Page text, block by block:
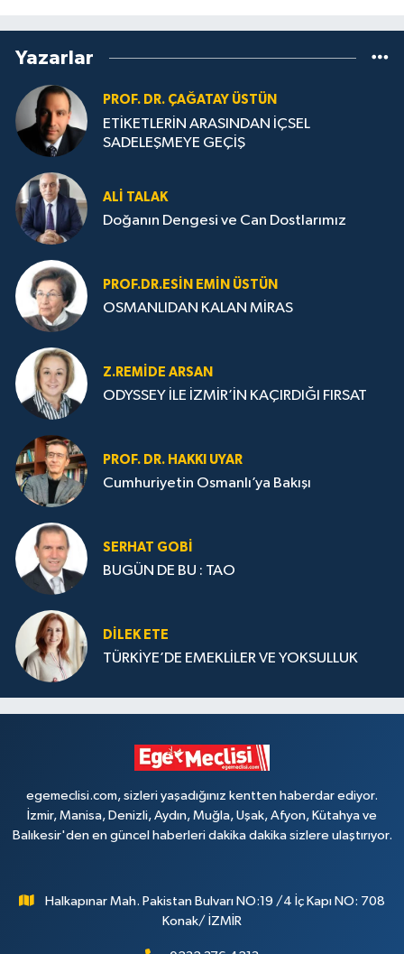
Yazarlar
PROF. DR. ÇAĞATAY ÜSTÜN
ETİKETLERİN ARASINDAN İÇSEL
SADELEŞMEYE GEÇİŞ
ALI TALAK
Doğanın Dengesi ve Can Dostlarımız
PROF.DR.ESIN EMIN ÜSTÜN
OSMANLIDAN KALAN MİRAS
Z.REMIDE ARSAN
ODYSSEY İLE İZMİR’İN KAÇIRDIĞI FIRSAT
PROF. DR. HAKKI UYAR
Cumhuriyetin Osmanlı’ya Bakışı
SERHAT GOBİ
BUGÜN DE BU : TAO
DILEK ETE
TÜRKİYE’DE EMEKLİLER VE YOKSULLUK
egemeclisi.com, sizleri yaşadığınız kentten haberdar ediyor.
İzmir, Manisa, Denizli, Aydın, Muğla, Uşak, Afyon, Kütahya ve
Balıkesir'den en güncel haberleri dakika dakika sizlere ulaştırıyor.
Halkapınar Mah. Pakistan Bulvarı NO:19 /4 İç Kapı NO: 708
Konak/ İZMİR